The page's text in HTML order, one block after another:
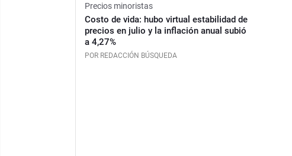
Precios minoristas
Costo de vida: hubo virtual estabilidad de
precios en julio y la inflación anual subió
a 4,27%
POR REDACCIÓN BÚSQUEDA